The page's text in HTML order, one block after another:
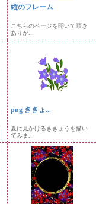
縦のフレーム
こちらのページを開いて頂き
ありが...
png ききょ...
夏に見かけるききょうを描い
てみま...